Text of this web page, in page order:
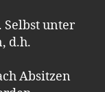
unter
d.h.
Absitzen